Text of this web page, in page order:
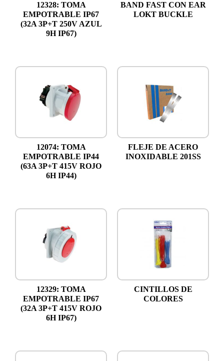
12328: TOMA
EMPOTRABLE IP67
(32A 3P+T 250V AZUL
9H IP67)
BAND FAST CON EAR
LOKT BUCKLE
12074: TOMA
EMPOTRABLE IP44
(63A 3P+T 415V ROJO
6H IP44)
FLEJE DE ACERO
INOXIDABLE 201SS
12329: TOMA
EMPOTRABLE IP67
(32A 3P+T 415V ROJO
6H IP67)
CINTILLOS DE
COLORES